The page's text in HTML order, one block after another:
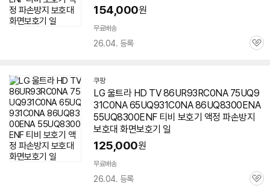
154,000원
무료배송
26.04. 등록
관
쿠팡
LG 울트라 HD TV 86UR93RC0NA 75UQ9
31C0NA65UQ931C0NA86UQ8300ENA
55UQ8300ENF 티비 보호기 액정 파손방지
보호대 화면보호기 일
125,000원
무료배송
26.04. 등록
관